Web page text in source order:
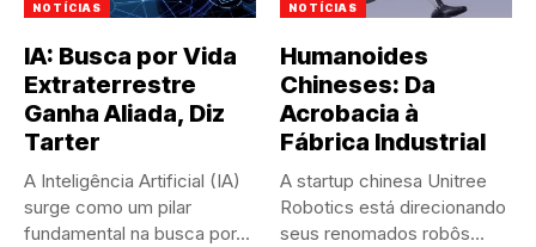
NOTÍCIAS
IA: Busca por Vida
Extraterrestre
Ganha Aliada, Diz
Tarter
A Inteligência Artificial (IA)
surge como um pilar
fundamental na busca por...
NOTÍCIAS
Humanoides
Chineses: Da
Acrobacia à
Fábrica Industrial
A startup chinesa Unitree
Robotics está direcionando
seus renomados robôs